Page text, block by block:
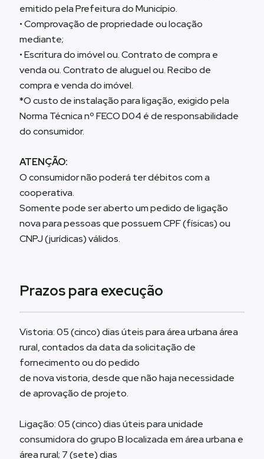
emitido pela Prefeitura do Município.
• Comprovação de propriedade ou locação
mediante;
• Escritura do imóvel ou. Contrato de compra e
venda ou. Contrato de aluguel ou. Recibo de
compra e venda do imóvel.
*O custo de instalação para ligação, exigido pela
Norma Técnica nº FECO D04 é de responsabilidade
do consumidor.
ATENÇÃO:
O consumidor não poderá ter débitos com a
cooperativa.
Somente pode ser aberto um pedido de ligação
nova para pessoas que possuem CPF (físicas) ou
CNPJ (jurídicas) válidos.
Prazos para execução
Vistoria: 05 (cinco) dias úteis para área urbana área
rural, contados da data da solicitação de
fornecimento ou do pedido
de nova vistoria, desde que não haja necessidade
de aprovação de projeto.
Ligação: 05 (cinco) dias úteis para unidade
consumidora do grupo B localizada em área urbana e
área rural; 7 (sete) dias